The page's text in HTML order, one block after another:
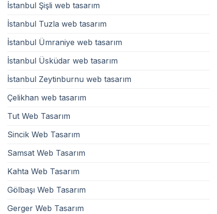
İstanbul Şişli web tasarım
İstanbul Tuzla web tasarım
İstanbul Ümraniye web tasarım
İstanbul Üsküdar web tasarım
İstanbul Zeytinburnu web tasarım
Çelikhan web tasarım
Tut Web Tasarım
Sincik Web Tasarım
Samsat Web Tasarım
Kahta Web Tasarım
Gölbaşı Web Tasarım
Gerger Web Tasarım